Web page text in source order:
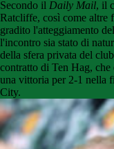
Secondo il Daily Mail, il
Ratcliffe, così come altre
gradito l'atteggiamento
l'incontro sia stato di
della sfera privata del
contratto di Ten Hag,
una vittoria per 2-1 nella
City.